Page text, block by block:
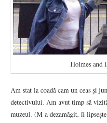
Holmes and
Am stat la coadă cam un ceas şi
detectivului. Am avut timp să
muzeul. (M-a dezamăgit, îi